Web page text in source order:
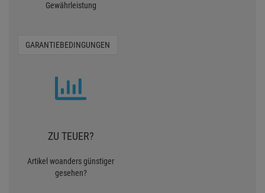
Gewährleistung
GARANTIEBEDINGUNGEN
ZU TEUER?
Artikel woanders günstiger
gesehen?